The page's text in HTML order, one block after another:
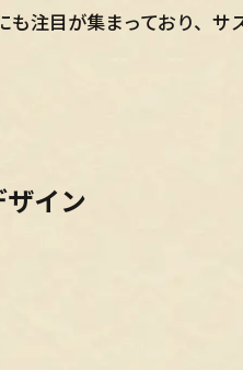
注目が集まっており、
イン